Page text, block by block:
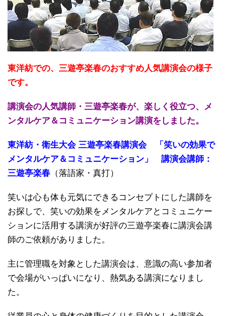
東洋紡での、三遊亭楽春のおすすめ人気講演会の様子
です。
講演会の人気講師・三遊亭楽春が、楽しく役立つ、メ
ンタルケア＆コミュニケーション講演をしました。
東洋紡・衛生大会 三遊亭楽春講演会 「笑いの効果で
メンタルケア＆コミュニケーション」 講演会講師：
三遊亭楽春 （落語家・真打）
笑いは心も体も元気にできるコンセプトにした講師を
お探しで、笑いの効果をメンタルケアとコミュニケー
ションに活用する講演が好評の三遊亭楽春に講演会講
師のご依頼がありました。
主に管理職を対象とした講演会は、意識の高い参加者
で会場がいっぱいになり、熱気ある講演になりまし
た。